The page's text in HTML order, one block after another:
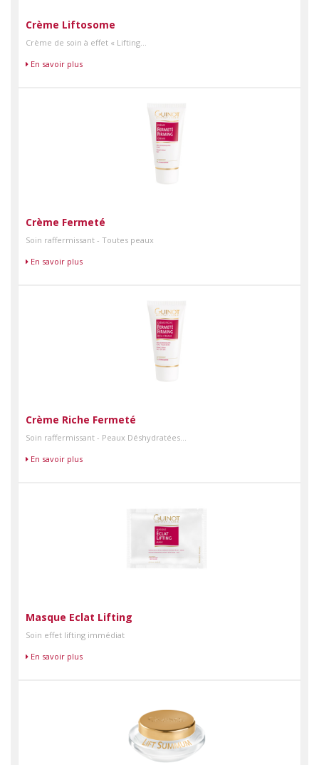
Crème Liftosome
Crème de soin à effet « Lifting...
En savoir plus
Crème Fermeté
Soin raffermissant - Toutes peaux
En savoir plus
Crème Riche Fermeté
Soin raffermissant - Peaux Déshydratées...
En savoir plus
Masque Eclat Lifting
Soin effet lifting immédiat
En savoir plus